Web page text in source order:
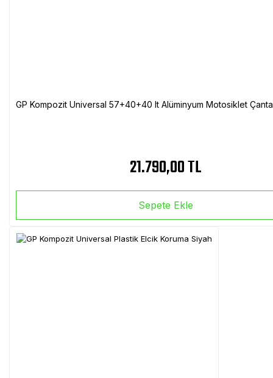
GP Kompozit Universal 57+40+40 lt Alüminyum Motosiklet
21.790,00 TL
Sepete Ekle